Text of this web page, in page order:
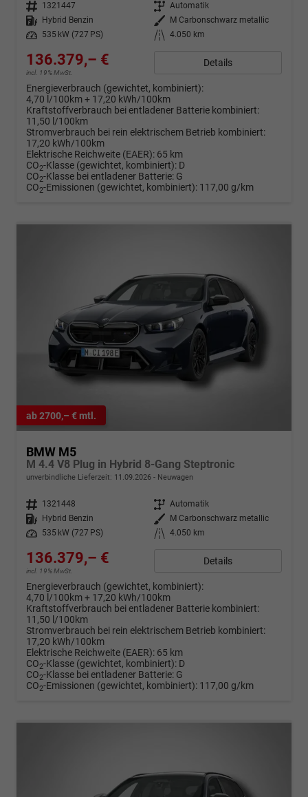
Fahrzeugnr. 1321447 Getriebe Automatik
Kraftstoff
Hybrid Benzin Außenfarbe
M Carbonschwarz metallic
Leistung
535 kW (727 PS) Kilometerstand 4.050 km
136.379,– €
incl. 19% MwSt.
Details
Energieverbrauch (gewichtet, kombiniert):
4,70 l/100km + 17,20 kWh/100km
Kraftstoffverbrauch bei entladener Batterie kombiniert:
11,50 l/100km
Stromverbrauch bei rein elektrischem Betrieb kombiniert:
17,20 kWh/100km
Elektrische Reichweite (EAER): 65 km
CO2-Klasse (gewichtet, kombiniert): D
CO2-Klasse bei entladener Batterie: G
CO2-Emissionen (gewichtet, kombiniert): 117,00 g/km
ab 2700,– € mtl.
BMW M5
M 4.4 V8 Plug in Hybrid 8-Gang Steptronic
unverbindliche Lieferzeit: 11.09.2026 Neuwagen
Fahrzeugnr. 1321448 Getriebe Automatik
Kraftstoff
Hybrid Benzin Außenfarbe
M Carbonschwarz metallic
Leistung
535 kW (727 PS) Kilometerstand 4.050 km
136.379,– €
incl. 19% MwSt.
Details
Energieverbrauch (gewichtet, kombiniert):
4,70 l/100km + 17,20 kWh/100km
Kraftstoffverbrauch bei entladener Batterie kombiniert:
11,50 l/100km
Stromverbrauch bei rein elektrischem Betrieb kombiniert:
17,20 kWh/100km
Elektrische Reichweite (EAER): 65 km
CO2-Klasse (gewichtet, kombiniert): D
CO2-Klasse bei entladener Batterie: G
CO2-Emissionen (gewichtet, kombiniert): 117,00 g/km